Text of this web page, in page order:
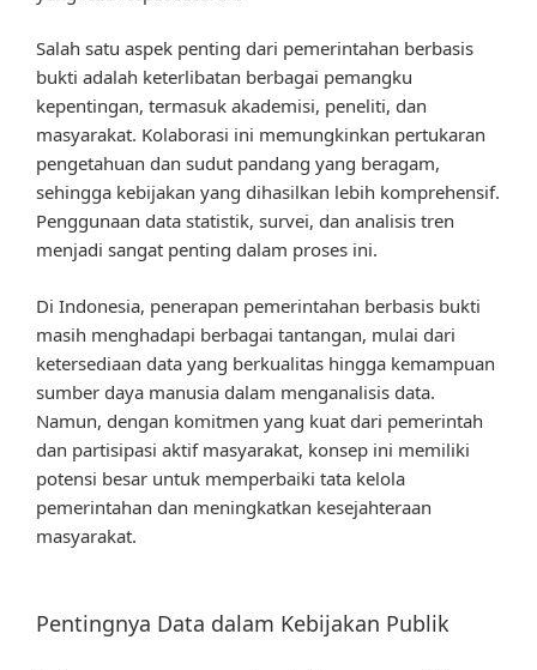
Salah satu aspek penting dari pemerintahan berbasis
bukti adalah keterlibatan berbagai pemangku
kepentingan, termasuk akademisi, peneliti, dan
masyarakat. Kolaborasi ini memungkinkan pertukaran
pengetahuan dan sudut pandang yang beragam,
sehingga kebijakan yang dihasilkan lebih komprehensif.
Penggunaan data statistik, survei, dan analisis tren
menjadi sangat penting dalam proses ini.
Di Indonesia, penerapan pemerintahan berbasis bukti
masih menghadapi berbagai tantangan, mulai dari
ketersediaan data yang berkualitas hingga kemampuan
sumber daya manusia dalam menganalisis data.
Namun, dengan komitmen yang kuat dari pemerintah
dan partisipasi aktif masyarakat, konsep ini memiliki
potensi besar untuk memperbaiki tata kelola
pemerintahan dan meningkatkan kesejahteraan
masyarakat.
Pentingnya Data dalam Kebijakan Publik